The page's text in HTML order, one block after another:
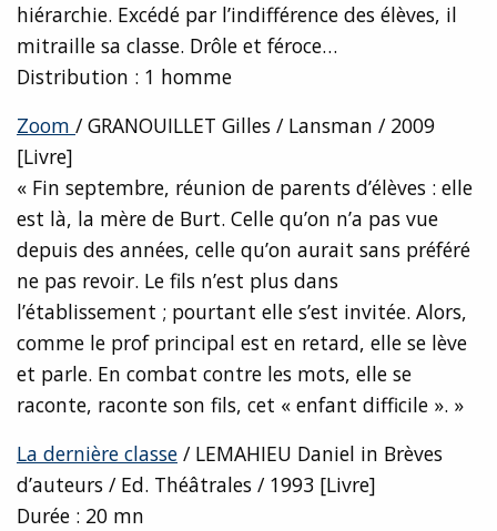
hiérarchie. Excédé par l’indifférence des élèves, il
mitraille sa classe. Drôle et féroce…
Distribution : 1 homme
Zoom / GRANOUILLET Gilles / Lansman / 2009
[Livre]
« Fin septembre, réunion de parents d’élèves : elle
est là, la mère de Burt. Celle qu’on n’a pas vue
depuis des années, celle qu’on aurait sans préféré
ne pas revoir. Le fils n’est plus dans
l’établissement ; pourtant elle s’est invitée. Alors,
comme le prof principal est en retard, elle se lève
et parle. En combat contre les mots, elle se
raconte, raconte son fils, cet « enfant difficile ». »
La dernière classe / LEMAHIEU Daniel in Brèves
d’auteurs / Ed. Théâtrales / 1993 [Livre]
Durée : 20 mn